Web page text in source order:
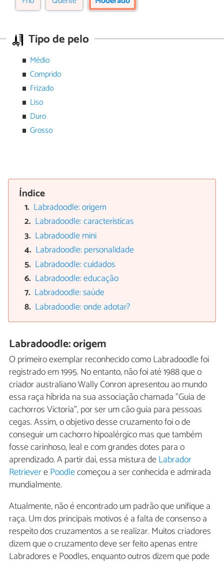
Tipo de pelo
Médio
Comprido
Frizado
Liso
Duro
Grosso
Índice
Labradoodle: origem
Labradoodle: características
Labradoodle mini
Labradoodle: personalidade
Labradoodle: cuidados
Labradoodle: educação
Labradoodle: saúde
Labradoodle: onde adotar?
Labradoodle: origem
O primeiro exemplar reconhecido como Labradoodle foi
registrado em 1995. No entanto, não foi até 1988 que o
criador australiano Wally Conron apresentou ao mundo
essa raça híbrida na sua associação chamada "Guia de
cachorros Victoria", por ser um cão guia para pessoas
cegas. Assim, o objetivo desse cruzamento foi o de
conseguir um cachorro hipoalérgico mas que também
fosse carinhoso, leal e com grandes dotes para o
aprendizado. A partir daí, essa mistura deLabrador
RetrieverePoodlecomeçou a ser conhecida e admirada
mundialmente.
Atualmente, não é encontrado um padrão que unifique a
raça. Um dos principais motivos é a falta de consenso a
respeito dos cruzamentos a se realizar. Muitos criadores
dizem que o cruzamento deve ser feito apenas entre
Labradores e Poodles, enquanto outros dizem que pode